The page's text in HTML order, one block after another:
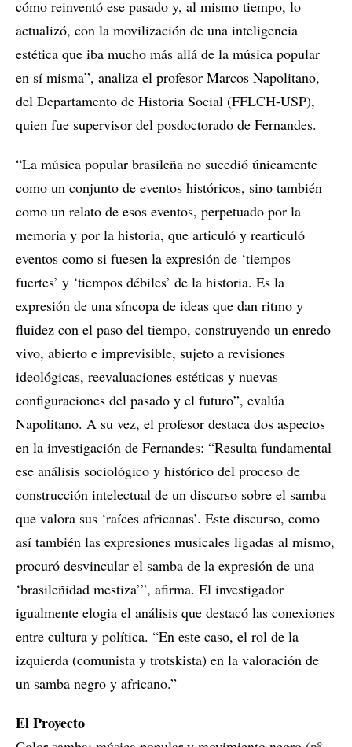
cómo reinventó ese pasado y, al mismo tiempo, lo
actualizó, con la movilización de una inteligencia
estética que iba mucho más allá de la música popular
en sí misma”, analiza el profesor Marcos Napolitano,
del Departamento de Historia Social (FFLCH-USP),
quien fue supervisor del posdoctorado de Fernandes.
“La música popular brasileña no sucedió únicamente
como un conjunto de eventos históricos, sino también
como un relato de esos eventos, perpetuado por la
memoria y por la historia, que articuló y rearticuló
eventos como si fuesen la expresión de ‘tiempos
fuertes’ y ‘tiempos débiles’ de la historia. Es la
expresión de una síncopa de ideas que dan ritmo y
fluidez con el paso del tiempo, construyendo un enredo
vivo, abierto e imprevisible, sujeto a revisiones
ideológicas, reevaluaciones estéticas y nuevas
configuraciones del pasado y el futuro”, evalúa
Napolitano. A su vez, el profesor destaca dos aspectos
en la investigación de Fernandes: “Resulta fundamental
ese análisis sociológico y histórico del proceso de
construcción intelectual de un discurso sobre el samba
que valora sus ‘raíces africanas’. Este discurso, como
así también las expresiones musicales ligadas al mismo,
procuró desvincular el samba de la expresión de una
‘brasileñidad mestiza’”, afirma. El investigador
igualmente elogia el análisis que destacó las conexiones
entre cultura y política. “En este caso, el rol de la
izquierda (comunista y trotskista) en la valoración de
un samba negro y africano.”
El Proyecto